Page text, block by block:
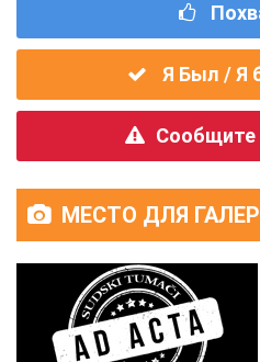
Я Был / Я
Сообщите
МЕСТО ДЛЯ